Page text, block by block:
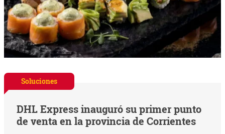
Soluciones
DHL Express inauguró su primer punto
de venta en la provincia de Corrientes